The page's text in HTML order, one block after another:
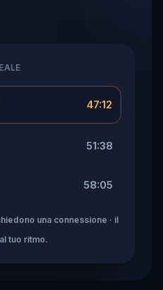
47:12
51:38
58:05
una connessione · il
tuo ritmo.